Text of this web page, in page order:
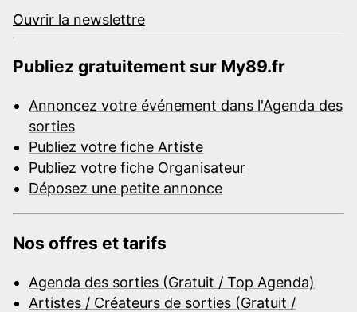
Ouvrir la newslettre
Publiez gratuitement sur My89.fr
Annoncez votre événement dans l'Agenda des
sorties
Publiez votre fiche Artiste
Publiez votre fiche Organisateur
Déposez une petite annonce
Nos offres et tarifs
Agenda des sorties (Gratuit / Top Agenda)
Artistes / Créateurs de sorties (Gratuit /